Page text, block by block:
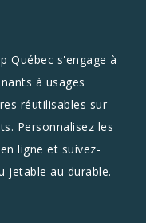
Québec s'engage à
à usages
réutilisables sur
Personnalisez les
ligne et suivez-
jetable au durable.